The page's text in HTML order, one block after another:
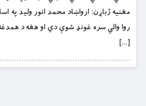
مغنيه ژباړن: ارواښاد محمد انور وليد
روا والي سره غونډ شوې دي او هغه د
[…]